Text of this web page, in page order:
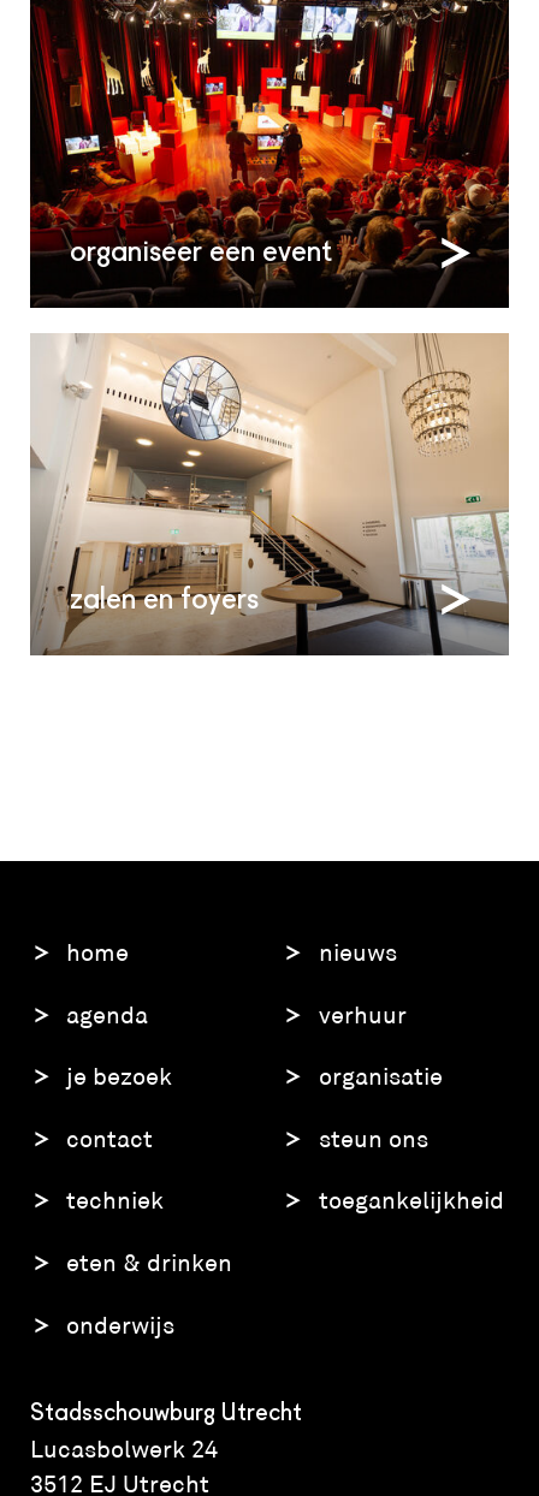
organiseer een event
zalen en foyers
home
agenda
je bezoek
contact
techniek
eten & drinken
onderwijs
nieuws
verhuur
organisatie
steun ons
toegankelijkheid
Stadsschouwburg Utrecht
Lucasbolwerk 24
3512 EJ Utrecht